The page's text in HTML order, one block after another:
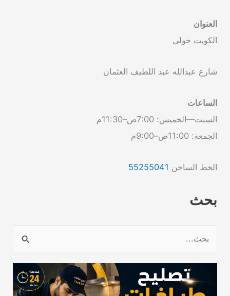
العنوان
الكويت حولي
شارع عبدالله عبد اللطيف العثمان
الساعات
السبت—الخميس: 7:00ص–11:30م
الجمعة: 11:00ص–9:00م
الخط الساخن 55255041
بحث